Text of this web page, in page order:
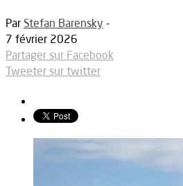
Par Stefan Barensky -
7 février 2026
Partager sur Facebook
Tweeter sur twitter